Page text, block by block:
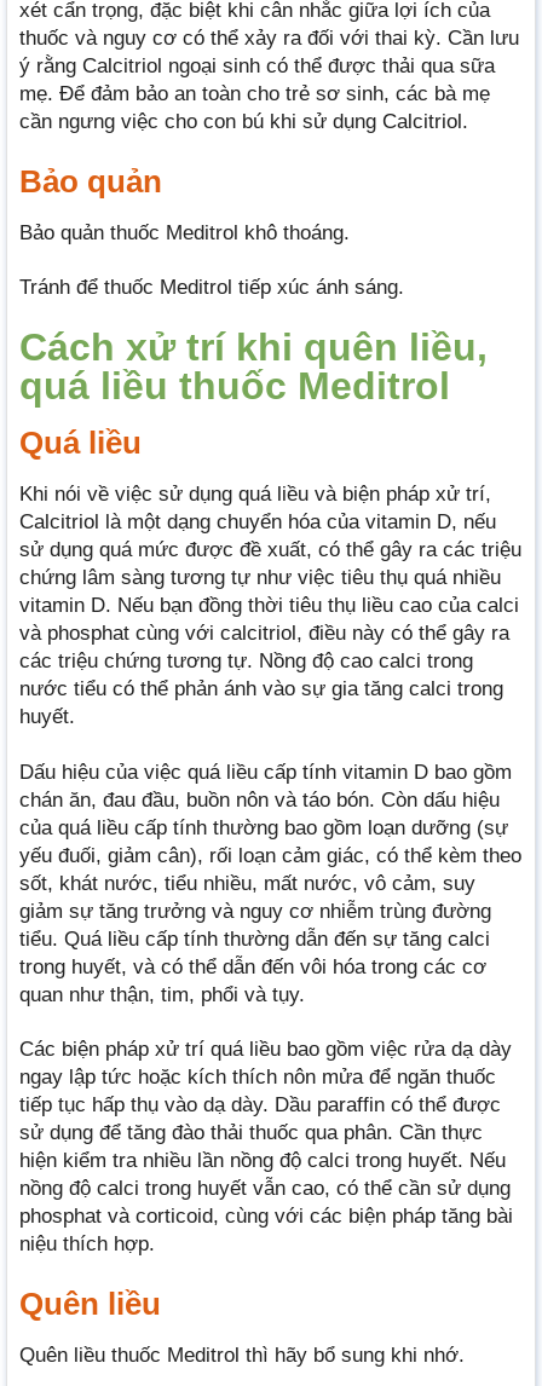
xét cẩn trọng, đặc biệt khi cân nhắc giữa lợi ích của
thuốc và nguy cơ có thể xảy ra đối với thai kỳ. Cần lưu
ý rằng Calcitriol ngoại sinh có thể được thải qua sữa
mẹ. Để đảm bảo an toàn cho trẻ sơ sinh, các bà mẹ
cần ngưng việc cho con bú khi sử dụng Calcitriol.
Bảo quản
Bảo quản thuốc Meditrol khô thoáng.
Tránh để thuốc Meditrol tiếp xúc ánh sáng.
Cách xử trí khi quên liều,
quá liều thuốc Meditrol
Quá liều
Khi nói về việc sử dụng quá liều và biện pháp xử trí,
Calcitriol là một dạng chuyển hóa của vitamin D, nếu
sử dụng quá mức được đề xuất, có thể gây ra các triệu
chứng lâm sàng tương tự như việc tiêu thụ quá nhiều
vitamin D. Nếu bạn đồng thời tiêu thụ liều cao của calci
và phosphat cùng với calcitriol, điều này có thể gây ra
các triệu chứng tương tự. Nồng độ cao calci trong
nước tiểu có thể phản ánh vào sự gia tăng calci trong
huyết.
Dấu hiệu của việc quá liều cấp tính vitamin D bao gồm
chán ăn, đau đầu, buồn nôn và táo bón. Còn dấu hiệu
của quá liều cấp tính thường bao gồm loạn dưỡng (sự
yếu đuối, giảm cân), rối loạn cảm giác, có thể kèm theo
sốt, khát nước, tiểu nhiều, mất nước, vô cảm, suy
giảm sự tăng trưởng và nguy cơ nhiễm trùng đường
tiểu. Quá liều cấp tính thường dẫn đến sự tăng calci
trong huyết, và có thể dẫn đến vôi hóa trong các cơ
quan như thận, tim, phổi và tụy.
Các biện pháp xử trí quá liều bao gồm việc rửa dạ dày
ngay lập tức hoặc kích thích nôn mửa để ngăn thuốc
tiếp tục hấp thụ vào dạ dày. Dầu paraffin có thể được
sử dụng để tăng đào thải thuốc qua phân. Cần thực
hiện kiểm tra nhiều lần nồng độ calci trong huyết. Nếu
nồng độ calci trong huyết vẫn cao, có thể cần sử dụng
phosphat và corticoid, cùng với các biện pháp tăng bài
niệu thích hợp.
Quên liều
Quên liều thuốc Meditrol thì hãy bổ sung khi nhớ.